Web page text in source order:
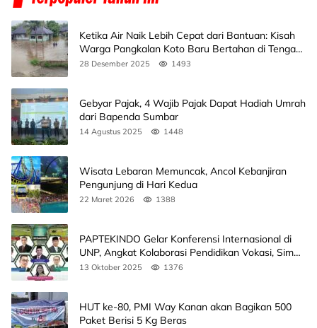
Ketika Air Naik Lebih Cepat dari Bantuan: Kisah
Warga Pangkalan Koto Baru Bertahan di Tengah
Banjir
28 Desember 2025 1493
Gebyar Pajak, 4 Wajib Pajak Dapat Hadiah Umrah
dari Bapenda Sumbar
14 Agustus 2025 1448
Wisata Lebaran Memuncak, Ancol Kebanjiran
Pengunjung di Hari Kedua
22 Maret 2026 1388
PAPTEKINDO Gelar Konferensi Internasional di
UNP, Angkat Kolaborasi Pendidikan Vokasi, Simak
Agendanya
13 Oktober 2025 1376
HUT ke-80, PMI Way Kanan akan Bagikan 500
Paket Berisi 5 Kg Beras